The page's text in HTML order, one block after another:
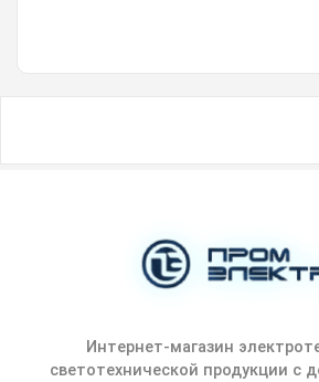
Интернет-магазин
светотехнической продукции с